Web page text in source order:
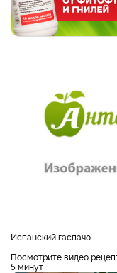
Испанский гаспачо
Посмотрите видео
5 минут